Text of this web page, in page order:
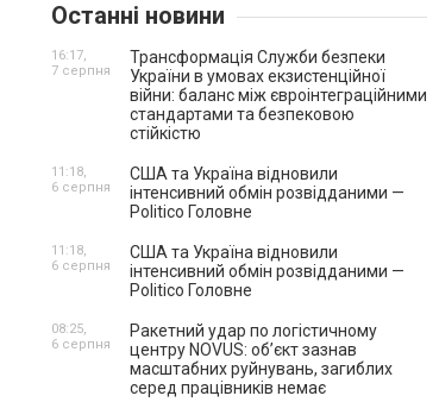
Останні новини
Трансформація Служби безпеки
України в умовах екзистенційної
війни: баланс між євроінтеграційними
стандартами та безпековою
стійкістю
16:17,
7 серпня
США та Україна відновили
інтенсивний обмін розвідданими —
Politico Головне
11:18,
6 серпня
США та Україна відновили
інтенсивний обмін розвідданими —
Politico Головне
11:18,
6 серпня
Ракетний удар по логістичному
центру NOVUS: об’єкт зазнав
масштабних руйнувань, загиблих
серед працівників немає
08:25,
6 серпня